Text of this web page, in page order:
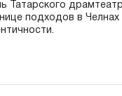
Татарского
подходов в Челнах